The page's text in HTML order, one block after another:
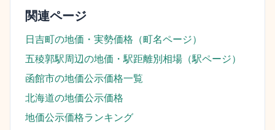
関連ページ
日吉町の地価・実勢価格（町名ページ）
五稜郭駅周辺の地価・駅距離別相場（駅ページ）
函館市の地価公示価格一覧
北海道の地価公示価格
地価公示価格ランキング